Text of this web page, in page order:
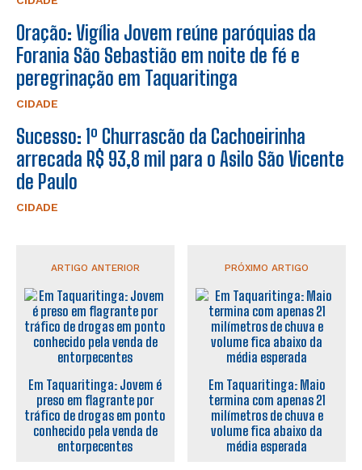
Oração: Vigília Jovem reúne paróquias da
Forania São Sebastião em noite de fé e
peregrinação em Taquaritinga
CIDADE
Sucesso: 1º Churrascão da Cachoeirinha
arrecada R$ 93,8 mil para o Asilo São Vicente
de Paulo
CIDADE
ARTIGO ANTERIOR
Em Taquaritinga: Jovem é
preso em flagrante por
tráfico de drogas em ponto
conhecido pela venda de
entorpecentes
PRÓXIMO ARTIGO
Em Taquaritinga: Maio
termina com apenas 21
milímetros de chuva e
volume fica abaixo da
média esperada